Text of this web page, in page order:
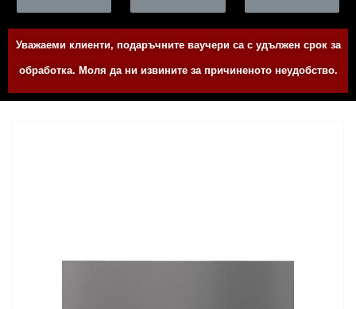
Уважаеми клиенти, подаръчните ваучери са с удължен срок за
обработка. Моля да ни извините за причиненото неудобство.